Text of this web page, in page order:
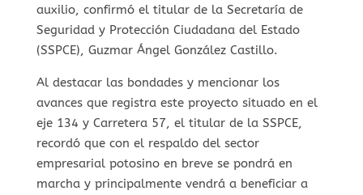
auxilio, confirmó el titular de la Secretaría de
Seguridad y Protección Ciudadana del Estado
(SSPCE), Guzmar Ángel González Castillo.
Al destacar las bondades y mencionar los
avances que registra este proyecto situado en el
eje 134 y Carretera 57, el titular de la SSPCE,
recordó que con el respaldo del sector
empresarial potosino en breve se pondrá en
marcha y principalmente vendrá a beneficiar a